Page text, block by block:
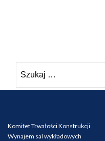
Komitet Trwałości Konstrukcji
Wynajem sal wykładowych